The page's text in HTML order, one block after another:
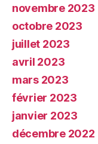
novembre 2023
octobre 2023
juillet 2023
avril 2023
mars 2023
février 2023
janvier 2023
décembre 2022